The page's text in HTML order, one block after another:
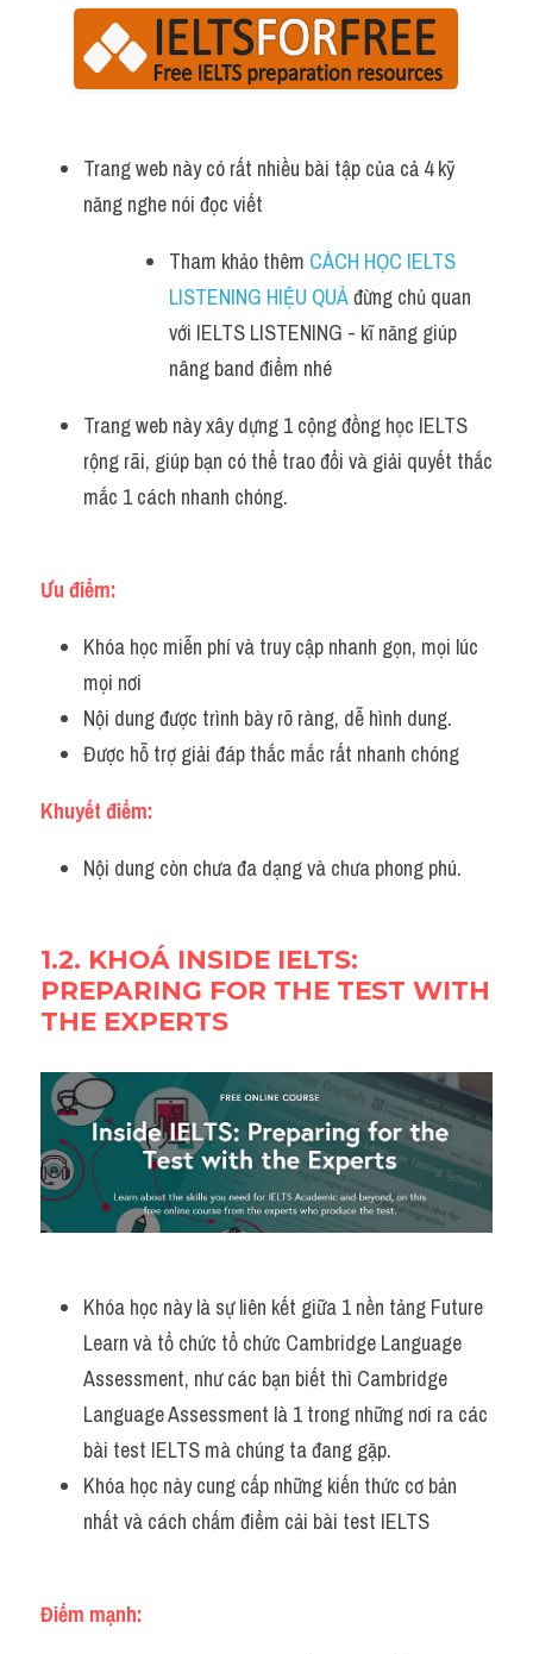
Trang web này có rất nhiều bài tập của cả 4 kỹ
năng nghe nói đọc viết
Tham khảo thêm CÁCH HỌC IELTS
LISTENING HIỆU QUẢ đừng chủ quan
với IELTS LISTENING - kĩ năng giúp
nâng band điểm nhé
Trang web này xây dựng 1 cộng đồng học IELTS
rộng rãi, giúp bạn có thể trao đổi và giải quyết thắc
mắc 1 cách nhanh chóng.
Ưu điểm:
Khóa học miễn phí và truy cập nhanh gọn, mọi lúc
mọi nơi
Nội dung được trình bày rõ ràng, dễ hình dung.
Được hỗ trợ giải đáp thắc mắc rất nhanh chóng
Khuyết điểm:
Nội dung còn chưa đa dạng và chưa phong phú.
1.2. KHOÁ INSIDE IELTS:
PREPARING FOR THE TEST WITH
THE EXPERTS
Khóa học này là sự liên kết giữa 1 nền tảng Future
Learn và tổ chức tổ chức Cambridge Language
Assessment, như các bạn biết thì Cambridge
Language Assessment là 1 trong những nơi ra các
bài test IELTS mà chúng ta đang gặp.
Khóa học này cung cấp những kiến thức cơ bản
nhất và cách chấm điểm cải bài test IELTS
Điểm mạnh: